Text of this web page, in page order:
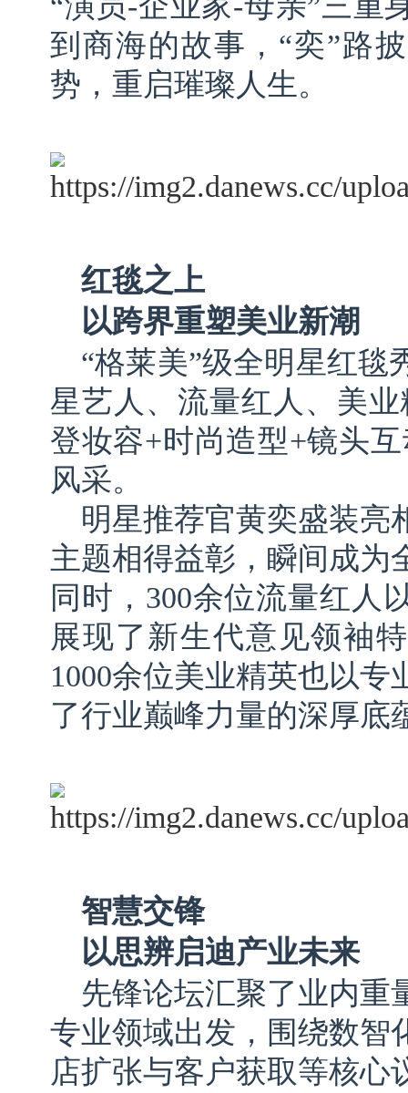
到商海的故事，“奕”路
势，重启璀璨人生。
红毯之上
以跨界重塑美业新潮
“格莱美”级全明星红毯
星艺人、流量红人、美
登妆容+时尚造型+镜头
风采。
明星推荐官黄奕盛装亮
主题相得益彰，瞬间成为
同时，300余位流量红人
展现了新生代意见领袖
1000余位美业精英也以
了行业巅峰力量的深厚底
智慧交锋
以思辨启迪产业未来
先锋论坛汇聚了业内重
专业领域出发，围绕数智
店扩张与客户获取等核心